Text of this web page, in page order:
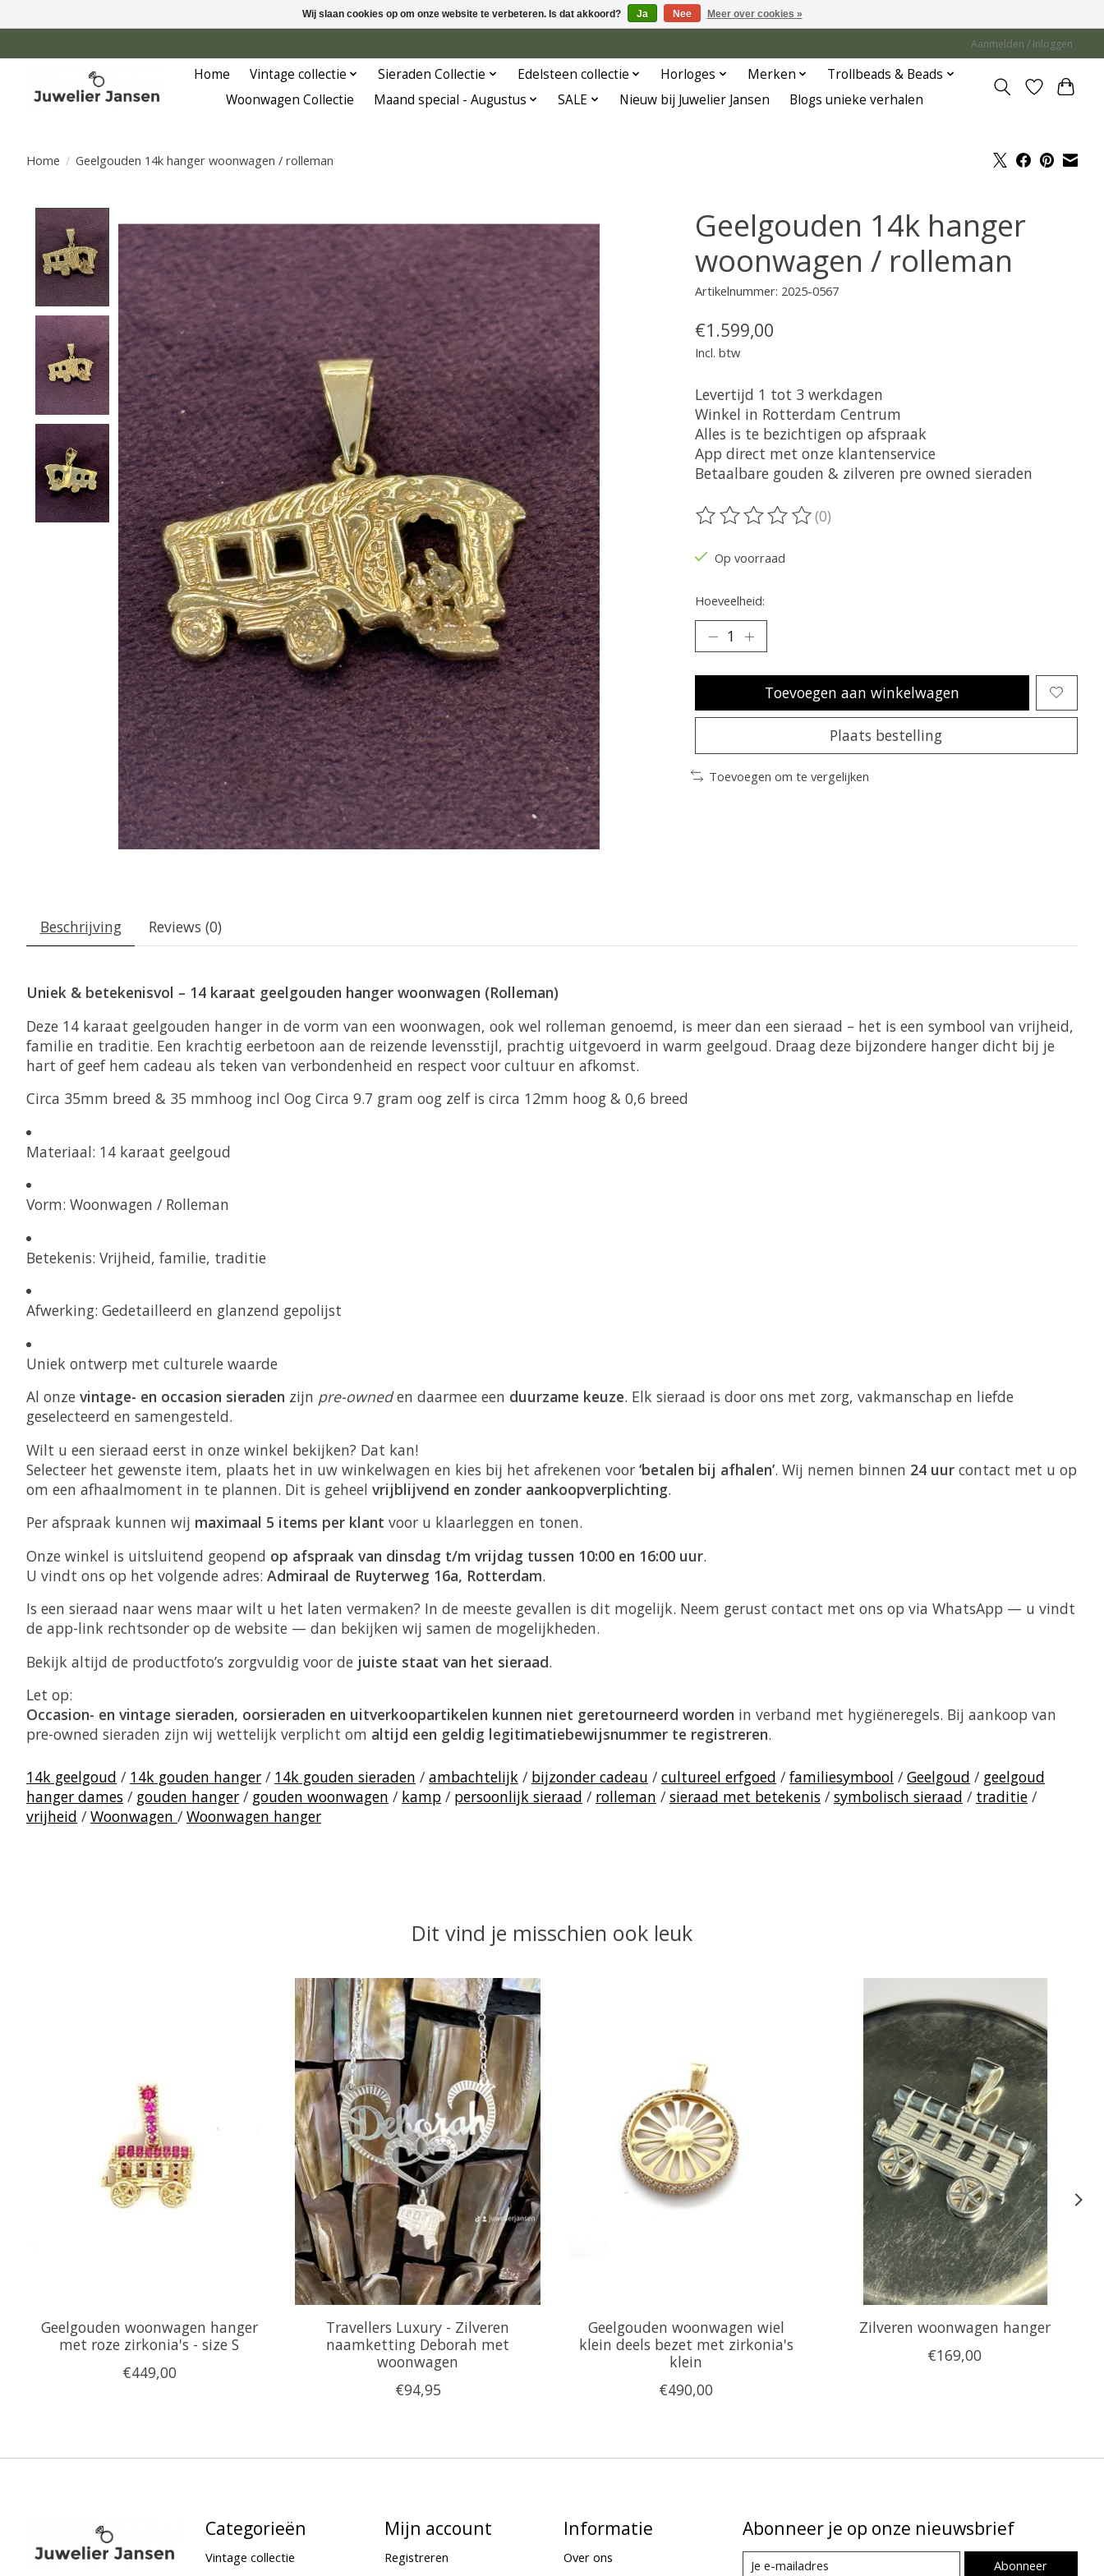
Aanmelden / Inloggen
Home Vintage collectie Sieraden Collectie Edelsteen collectie Horloges Merken
Trollbeads & Beads
Woonwagen Collectie
Maand special - Augustus SALE Nieuw bij Juwelier Jansen Blogs unieke verhalen
Home / Geelgouden 14k hanger woonwagen / rolleman
Geelgouden 14k hanger
woonwagen / rolleman
Artikelnummer: 2025-0567
€1.599,00
Incl. btw
Levertijd 1 tot 3 werkdagen
Winkel in Rotterdam Centrum
Alles is te bezichtigen op afspraak
App direct met onze klantenservice
Betaalbare gouden & zilveren pre owned sieraden
De beoordeling van dit product is
(0)
Op voorraad
Hoeveelheid:
Toevoegen aan winkelwagen
Plaats bestelling
Toevoegen om te vergelijken
Beschrijving Reviews (0)
Uniek & betekenisvol – 14 karaat geelgouden hanger woonwagen (Rolleman)
Deze 14 karaat geelgouden hanger in de vorm van een woonwagen, ook wel rolleman genoemd, is meer dan een sieraad – het is een symbool van vrijheid,
familie en traditie. Een krachtig eerbetoon aan de reizende levensstijl, prachtig uitgevoerd in warm geelgoud. Draag deze bijzondere hanger dicht bij je
hart of geef hem cadeau als teken van verbondenheid en respect voor cultuur en afkomst.
Circa 35mm breed & 35 mmhoog incl Oog Circa 9.7 gram oog zelf is circa 12mm hoog & 0,6 breed
Materiaal: 14 karaat geelgoud
Vorm: Woonwagen / Rolleman
Betekenis: Vrijheid, familie, traditie
Afwerking: Gedetailleerd en glanzend gepolijst
Uniek ontwerp met culturele waarde
Al onze vintage- en occasion sieraden zijn pre-owneden daarmee een duurzame keuze. Elk sieraad is door ons met zorg, vakmanschap en liefde
geselecteerd en samengesteld.
Wilt u een sieraad eerst in onze winkel bekijken? Dat kan!
Selecteer het gewenste item, plaats het in uw winkelwagen en kies bij het afrekenen voor ‘betalen bij afhalen’. Wij nemen binnen 24 uur contact met u op
om een afhaalmoment in te plannen. Dit is geheel vrijblijvend en zonder aankoopverplichting.
Per afspraak kunnen wij maximaal 5 items per klant voor u klaarleggen en tonen.
Onze winkel is uitsluitend geopend op afspraak van dinsdag t/m vrijdag tussen 10:00 en 16:00 uur.
U vindt ons op het volgende adres: Admiraal de Ruyterweg 16a, Rotterdam.
Is een sieraad naar wens maar wilt u het laten vermaken? In de meeste gevallen is dit mogelijk. Neem gerust contact met ons op via WhatsApp — u vindt
de app-link rechtsonder op de website — dan bekijken wij samen de mogelijkheden.
Bekijk altijd de productfoto’s zorgvuldig voor de juiste staat van het sieraad.
Let op:
Occasion- en vintage sieraden, oorsieraden en uitverkoopartikelen kunnen niet geretourneerd worden in verband met hygiëneregels. Bij aankoop van
pre-owned sieraden zijn wij wettelijk verplicht om altijd een geldig legitimatiebewijsnummer te registreren.
14k geelgoud / 14k gouden hanger / 14k gouden sieraden / ambachtelijk / bijzonder cadeau / cultureel erfgoed / familiesymbool / Geelgoud / geelgoud
hanger dames / gouden hanger / gouden woonwagen / kamp / persoonlijk sieraad / rolleman / sieraad met betekenis / symbolisch sieraad / traditie /
vrijheid / Woonwagen / Woonwagen hanger
Dit vind je misschien ook leuk
Geelgouden woonwagen hanger
met roze zirkonia's - size S
€449,00
Travellers Luxury - Zilveren
naamketting Deborah met
woonwagen
€94,95
Geelgouden woonwagen wiel
klein deels bezet met zirkonia's
klein
€490,00
Zilveren woonwagen hanger
€169,00
Categorieën
Vintage collectie
Mijn account
Registreren
Informatie
Over ons
Abonneer je op onze nieuwsbrief
Abonneer
Wij slaan cookies op om onze website te verbeteren. Is dat akkoord? Ja Nee Meer over cookies »